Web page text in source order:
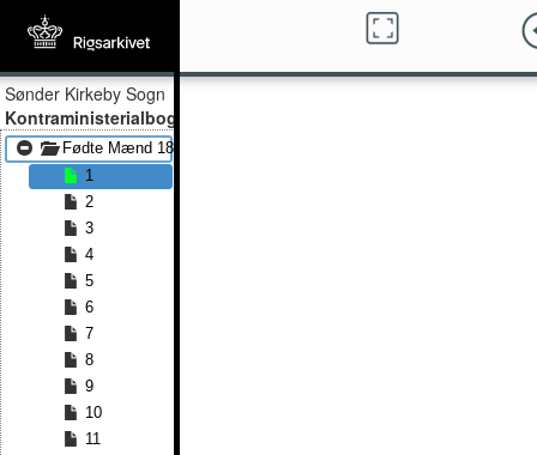
Sønder Kirkeby Sogn
Kontraministerialbog
Fødte Mænd 1865 - Fødte Mænd 1881
1
2
3
4
5
6
7
8
9
10
11